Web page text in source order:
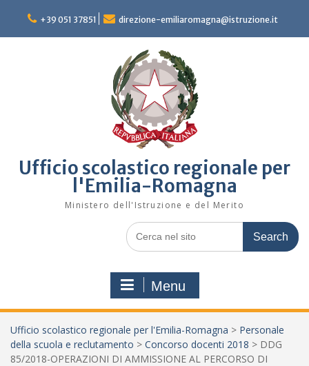
content
+39 051 37851 direzione-emiliaromagna@istruzione.it
Ufficio scolastico regionale per
l'Emilia-Romagna
Ministero dell'Istruzione e del Merito
Search
for:
Menu
Ufficio scolastico regionale per l'Emilia-Romagna > Personale
della scuola e reclutamento > Concorso docenti 2018 > DDG
85/2018-OPERAZIONI DI AMMISSIONE AL PERCORSO DI